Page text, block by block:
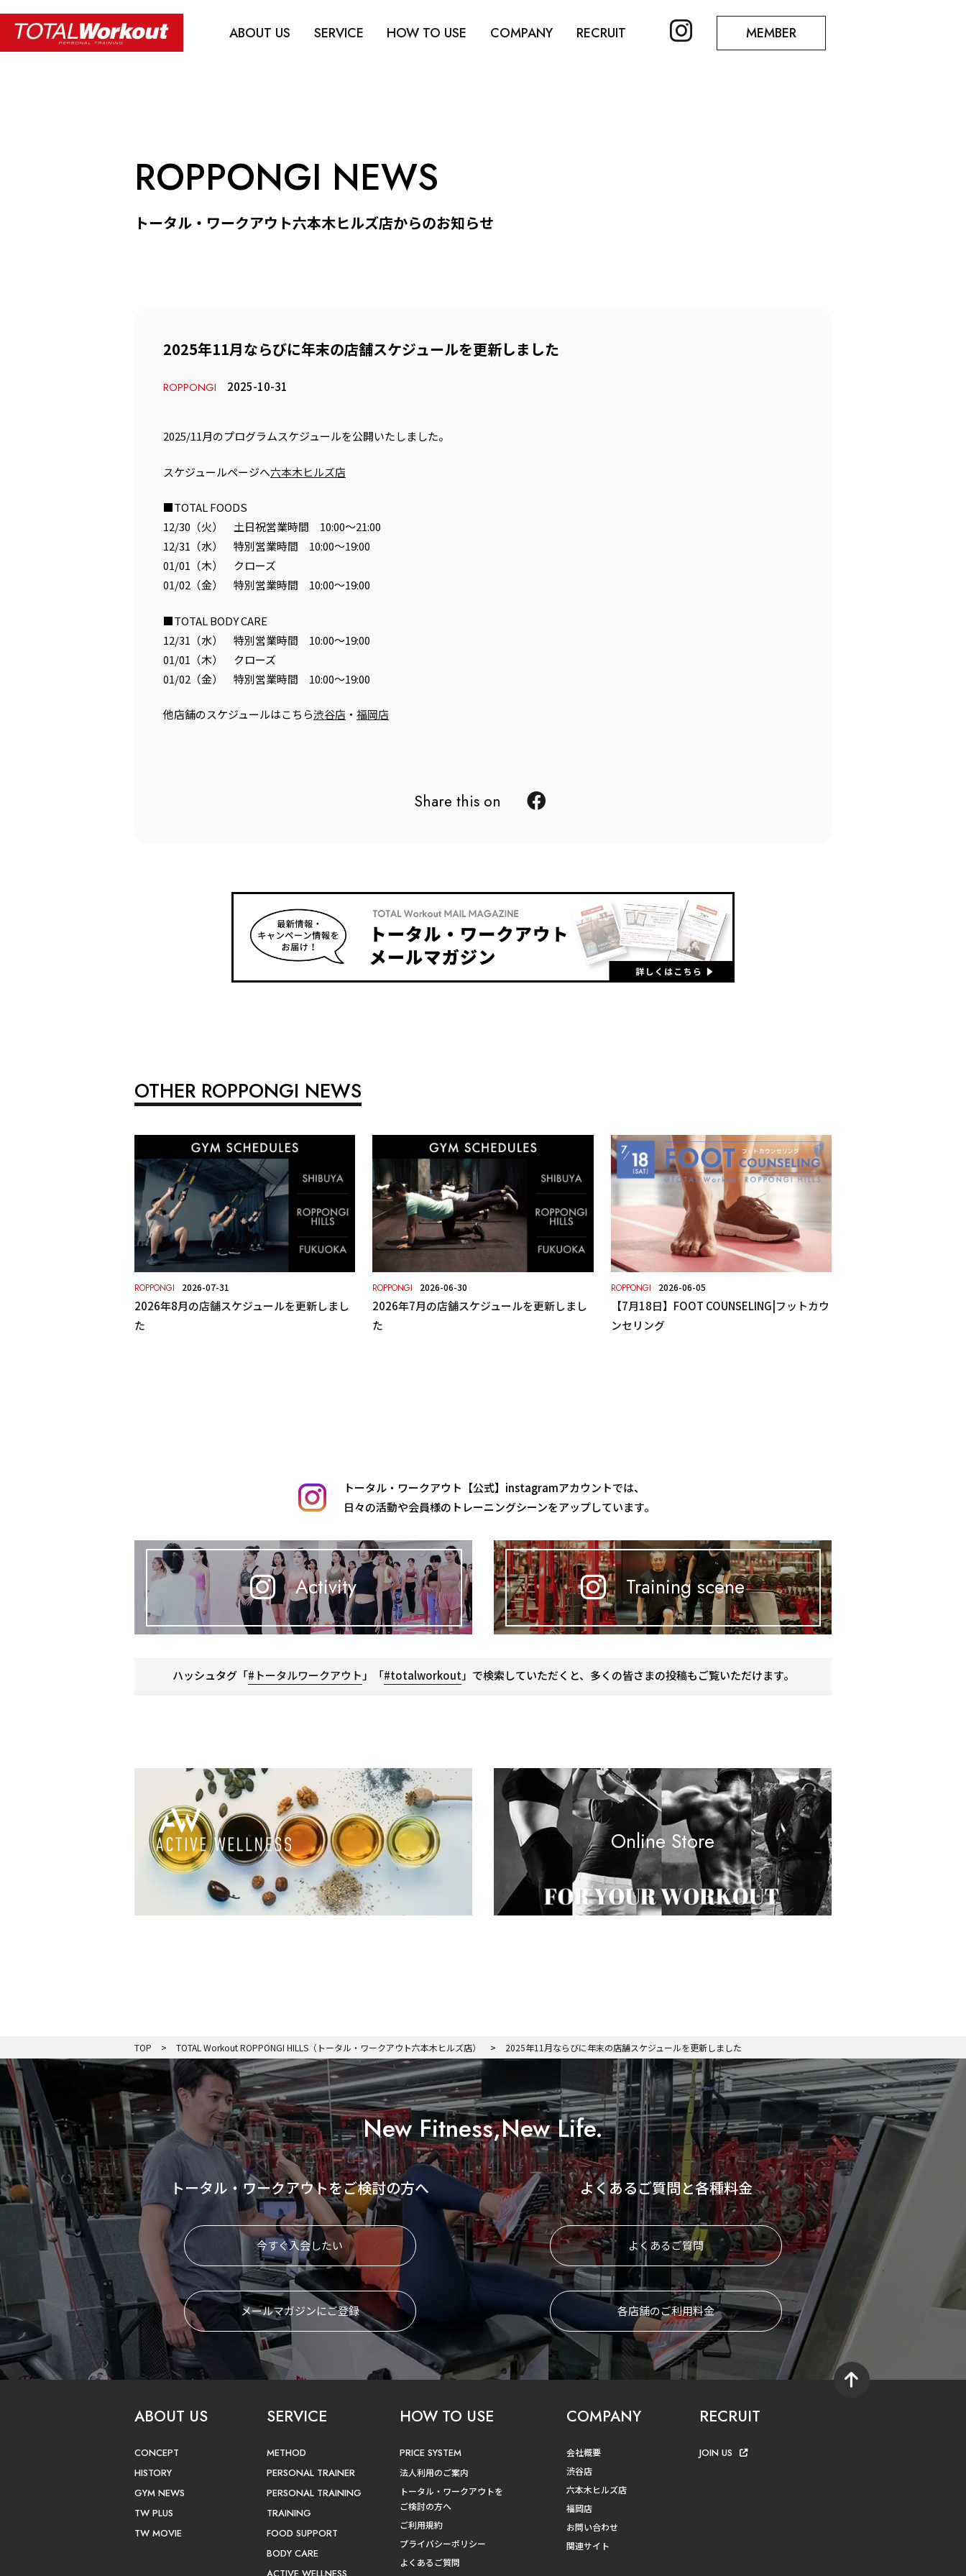
ABOUT US SERVICE HOW TO USE COMPANY RECRUIT MEMBER
ROPPONGI NEWS
トータル・ワークアウト六本木ヒルズ店からのお知らせ
2025年11月ならびに年末の店舗スケジュールを更新しました
ROPPONGI 2025-10-31
2025/11月のプログラムスケジュールを公開いたしました。
スケジュールページへ六本木ヒルズ店
■TOTAL FOODS
12/30（火） 土日祝営業時間 10:00～21:00
12/31（水） 特別営業時間 10:00～19:00
01/01（木） クローズ
01/02（金） 特別営業時間 10:00～19:00
■TOTAL BODY CARE
12/31（水） 特別営業時間 10:00～19:00
01/01（木） クローズ
01/02（金） 特別営業時間 10:00～19:00
他店舗のスケジュールはこちら渋谷店 ・ 福岡店
Share this on
OTHER ROPPONGI NEWS
ROPPONGI 2026-07-31
2026年8月の店舗スケジュールを更新しまし
た
ROPPONGI 2026-06-30
2026年7月の店舗スケジュールを更新しまし
た
ROPPONGI 2026-06-05
【7月18日】FOOT COUNSELING|フットカウ
ンセリング
トータル・ワークアウト【公式】instagramアカウントでは、
日々の活動や会員様のトレーニングシーンをアップしています。
Activity Training scene
ハッシュタグ「#トータルワークアウト」「#totalworkout」で検索していただくと、多くの皆さまの投稿もご覧いただけます。
Online Store
TOP TOTAL Workout ROPPONGI HILLS（トータル・ワークアウト六本木ヒルズ店） 2025年11月ならびに年末の店舗スケジュールを更新しました
New Fitness,New Life.
トータル・ワークアウトをご検討の方へ
今すぐ入会したい
メールマガジンにご登録
よくあるご質問と各種料金
よくあるご質問
各店舗のご利用料金
ABOUT US
CONCEPT
HISTORY
GYM NEWS
TW PLUS
TW MOVIE
SERVICE
METHOD
PERSONAL TRAINER
PERSONAL TRAINING
TRAINING
FOOD SUPPORT
BODY CARE
HOW TO USE
PRICE SYSTEM
法人利用のご案内
トータル・ワークアウトを
ご検討の方へ
ご利用規約
プライバシーポリシー
よくあるご質問
COMPANY
会社概要
渋谷店
六本木ヒルズ店
福岡店
お問い合わせ
関連サイト
RECRUIT
JOIN US